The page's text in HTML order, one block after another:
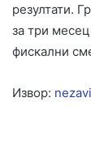
резултати.
за три
фискални
Извор: